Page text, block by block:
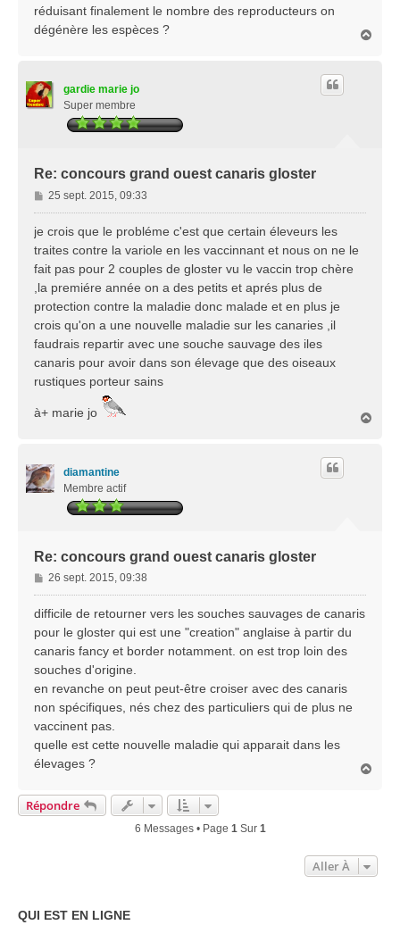
réduisant finalement le nombre des reproducteurs on
dégénère les espèces ?
gardie marie jo
Super membre
Re: concours grand ouest canaris gloster
M
e
a
g
e
25 sept. 2015, 09:33
je crois que le probléme c'est que certain éleveurs les
traites contre la variole en les vaccinnant et nous on ne le
fait pas pour 2 couples de gloster vu le vaccin trop chère
,la premiére année on a des petits et aprés plus de
protection contre la maladie donc malade et en plus je
crois qu'on a une nouvelle maladie sur les canaries ,il
faudrais repartir avec une souche sauvage des iles
canaris pour avoir dans son élevage que des oiseaux
rustiques porteur sains
à+ marie jo
diamantine
Membre actif
Re: concours grand ouest canaris gloster
M
e
s
g
e
26 sept. 2015, 09:38
difficile de retourner vers les souches sauvages de canaris
pour le gloster qui est une "creation" anglaise à partir du
canaris fancy et border notamment. on est trop loin des
souches d'origine.
en revanche on peut peut-être croiser avec des canaris
non spécifiques, nés chez des particuliers qui de plus ne
vaccinent pas.
quelle est cette nouvelle maladie qui apparait dans les
élevages ?
Répondre
6 Messages • Page 1Sur 1
Aller À
QUI EST EN LIGNE